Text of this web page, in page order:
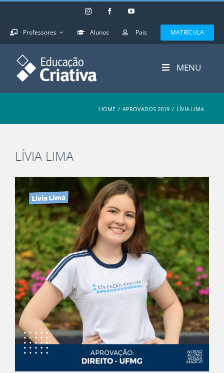
Skip
Instagram FacebookYouTube
Professores Alunos Pais MATRÍCULA
MENU
HOME / APROVADOS 2019 / LÍVIA LIMA
LÍVIA LIMA
Larger
Image